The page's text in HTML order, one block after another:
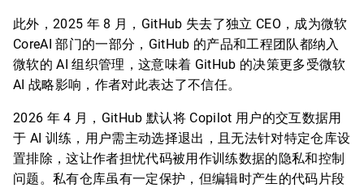
此外，2025 年 8 月，GitHub 失去了独立 CEO，成为微软
CoreAI 部门的一部分，GitHub 的产品和工程团队都纳入
微软的 AI 组织管理，这意味着 GitHub 的决策更多受微软
AI 战略影响，作者对此表达了不信任。
2026 年 4 月，GitHub 默认将 Copilot 用户的交互数据用
于 AI 训练，用户需主动选择退出，且无法针对特定仓库设
置排除，这让作者担忧代码被用作训练数据的隐私和控制
问题。私有仓库虽有一定保护，但编辑时产生的代码片段